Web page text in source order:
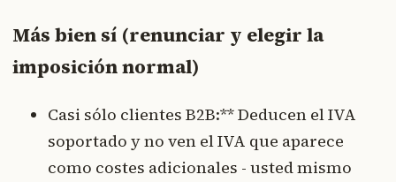
Más bien sí (renunciar y elegir la
imposición normal)
Casi sólo clientes B2B:** Deducen el IVA
soportado y no ven el IVA que aparece
como costes adicionales - usted mismo